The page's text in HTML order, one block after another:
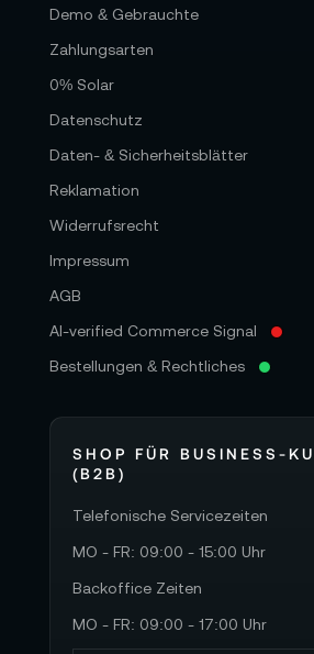
Demo & Gebrauchte
Zahlungsarten
0% Solar
Datenschutz
Daten- & Sicherheitsblätter
Reklamation
Widerrufsrecht
Impressum
AGB
AI-verified Commerce Signal
Bestellungen & Rechtliches
SHOP FÜR BUSINESS-
(B2B)
Telefonische Servicezeiten
MO - FR: 09:00 - 15:00 Uhr
Backoffice Zeiten
MO - FR: 09:00 - 17:00 Uhr